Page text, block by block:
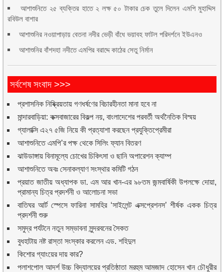
আশাশুনিতে ২৫ ব্যক্তির হাতে ২ লক্ষ ৫০ টাকার চেক তুলে দিলেন এমপি মুহাদ্দিস
রবিউল বাশার
আশাশুনির নওয়াপাড়ায় বেতনা নদীর ভেড়ী বাঁধে ভয়াবহ ফাটল পরিদর্শনে ইউএনও
আশাশুনির বাঁশদহা নদীতে এমপির বরাদ্দে কাঠের সেতু নির্মান
সর্বশেষ সংবাদ >>>
প্রশাসনিক নিষ্ক্রিয়তায় গণধর্ষণের বিচারহীনতা মানা হবে না
মান্দারবাড়িয়া: কক্সবাজারের বিকল্প নয়, বাংলাদেশের পরবর্তী অর্থনৈতিক বিস্ময়
গ্যালাক্সি এ২৭ ৫জি নিয়ে কী প্রত্যাশা করছেন প্রযুক্তিপ্রেমীরা
আশাশুনিতে এমপি’র পক্ষ থেকে সিলিং ফ্যান বিতরণ
ঝাউডাঙ্গায় বিনামূল্যে চোখের চিকিৎসা ও ছানি অপারেশন ক্যাম্প
আশাশুনিতে অবঃ সেনাকল্যাণ সংস্থার কমিটি গঠন
প্রয়াত জাতীয় অধ্যাপক ডা. এম আর খান-এর ৯৮তম জন্মবার্ষিকী উপলক্ষে দোয়া,
প্রামান্য চিত্র প্রদর্শনী ও আলোচনা সভা
বাতিঘর আর্ট স্পেসে ফারিনা সামহির ‘সাইলেন্ট এক্সপ্রেশনস’ শীর্ষক একক চিত্র
প্রদর্শনী শুরু
সমুদ্র পর্যটনে নতুন সম্ভাবনা সুন্দরবনের সৈকত
বুধহাটায় নষ্ট রাস্তা সংস্কার করলেন এড. শহিদুল
কিশোর গ্যাংয়ের দায় কার?
পলাশপোল আদর্শ উচ্চ বিদ্যালয়ের প্রতিষ্ঠাতা মরহুম আমজাদ হোসেন খান চৌধুরীর